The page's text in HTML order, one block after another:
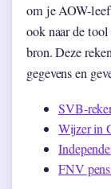
om je AOW-
ook naar de
bron. Deze
gegevens en
SVB-
Wijzer in
FNV